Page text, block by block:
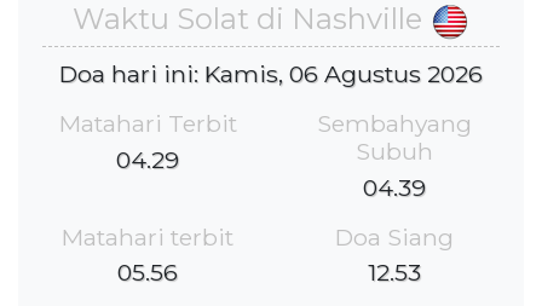
Waktu Solat di Nashville
Doa hari ini: Kamis, 06 Agustus 2026
Matahari Terbit
04.29
Sembahyang
Subuh
04.39
Matahari terbit
05.56
Doa Siang
12.53